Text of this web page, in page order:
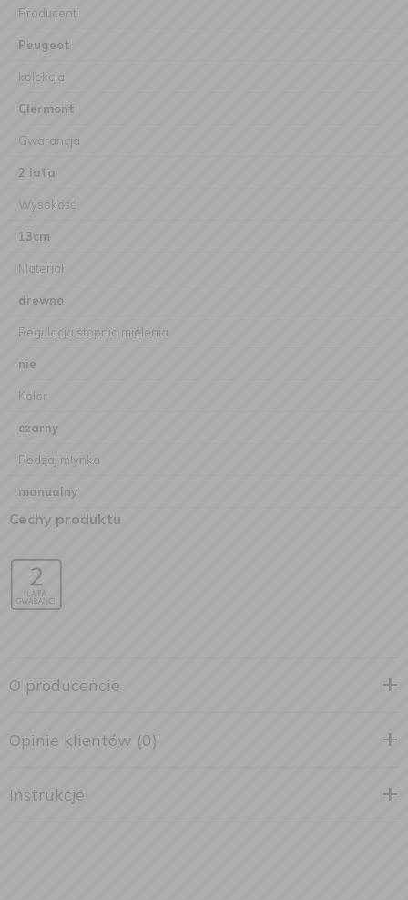
Producent
Peugeot
kolekcja
Clermont
Gwarancja
2 lata
Wysokość
13cm
Materiał
drewno
Regulacja stopnia mielenia
nie
Kolor
czarny
Rodzaj młynka
manualny
Cechy produktu
O producencie
Opinie klientów (0)
Instrukcje